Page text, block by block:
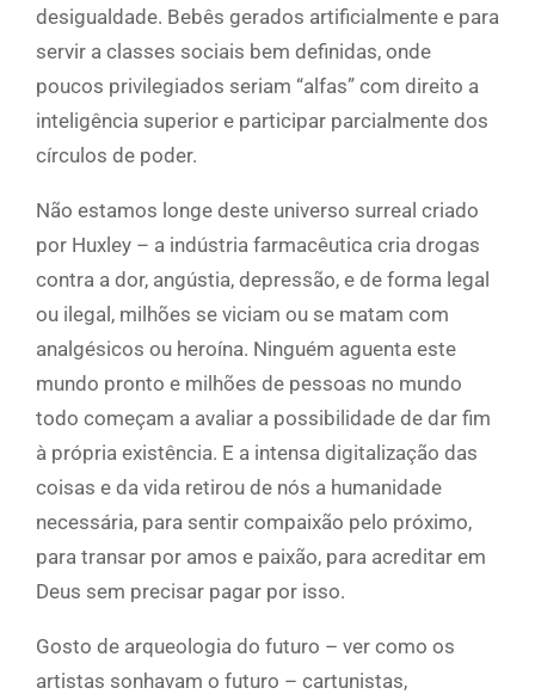
desigualdade. Bebês gerados artificialmente e para
servir a classes sociais bem definidas, onde
poucos privilegiados seriam “alfas” com direito a
inteligência superior e participar parcialmente dos
círculos de poder.
Não estamos longe deste universo surreal criado
por Huxley – a indústria farmacêutica cria drogas
contra a dor, angústia, depressão, e de forma legal
ou ilegal, milhões se viciam ou se matam com
analgésicos ou heroína. Ninguém aguenta este
mundo pronto e milhões de pessoas no mundo
todo começam a avaliar a possibilidade de dar fim
à própria existência. E a intensa digitalização das
coisas e da vida retirou de nós a humanidade
necessária, para sentir compaixão pelo próximo,
para transar por amos e paixão, para acreditar em
Deus sem precisar pagar por isso.
Gosto de arqueologia do futuro – ver como os
artistas sonhavam o futuro – cartunistas,